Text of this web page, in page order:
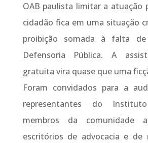
OAB paulista limitar a atuação
cidadão fica em uma situação
proibição somada à falta
Defensoria Pública. A
gratuita vira quase que uma
Foram convidados para a
representantes do
membros da comunidade
escritórios de advocacia e de